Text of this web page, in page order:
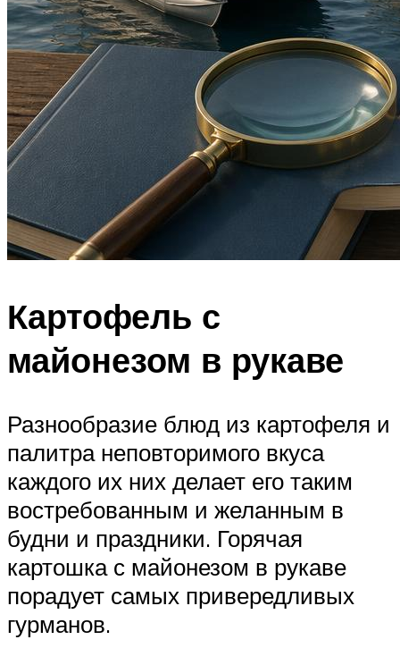
Картофель с
майонезом в рукаве
Разнообразие блюд из картофеля и
палитра неповторимого вкуса
каждого их них делает его таким
востребованным и желанным в
будни и праздники. Горячая
картошка с майонезом в рукаве
порадует самых привередливых
гурманов.